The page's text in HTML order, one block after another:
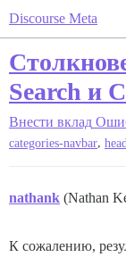
Discourse Meta
Search и
Внести вклад
categories-navbar,
nathank (Nathan
К сожалению,